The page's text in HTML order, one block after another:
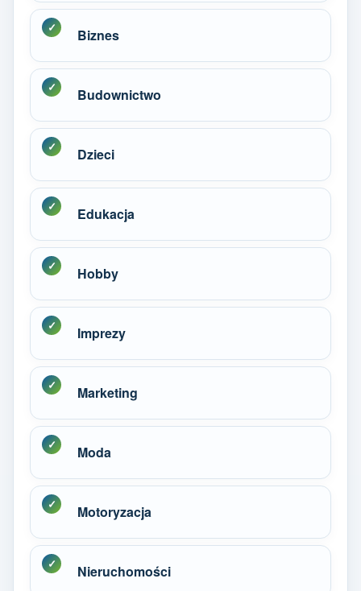
Biznes
Budownictwo
Dzieci
Edukacja
Hobby
Imprezy
Marketing
Moda
Motoryzacja
Nieruchomości